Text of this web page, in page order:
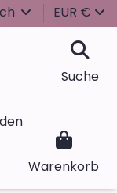
EUR €
Suche
Warenkorb